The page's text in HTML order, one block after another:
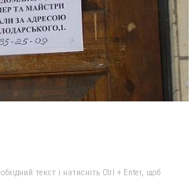
текст і натисніть Ctrl + Enter, щоб